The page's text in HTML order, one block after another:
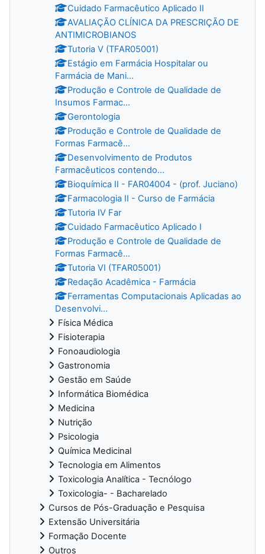
Cuidado Farmacêutico Aplicado II
AVALIAÇÃO CLÍNICA DA PRESCRIÇÃO DE
ANTIMICROBIANOS
Tutoria V (TFAR05001)
Estágio em Farmácia Hospitalar ou
Farmácia de Mani...
Produção e Controle de Qualidade de
Insumos Farmac...
Gerontologia
Produção e Controle de Qualidade de
Formas Farmacê...
Desenvolvimento de Produtos
Farmacêuticos contendo...
Bioquímica II - FAR04004 - (prof. Juciano)
Farmacologia II - Curso de Farmácia
Tutoria IV Far
Cuidado Farmacêutico Aplicado I
Produção e Controle de Qualidade de
Formas Farmacê...
Tutoria VI (TFAR05001)
Redação Acadêmica - Farmácia
Ferramentas Computacionais Aplicadas ao
Desenvolvi...
Física Médica
Fisioterapia
Fonoaudiologia
Gastronomia
Gestão em Saúde
Informática Biomédica
Medicina
Nutrição
Psicologia
Química Medicinal
Tecnologia em Alimentos
Toxicologia Analítica - Tecnólogo
Toxicologia- - Bacharelado
Cursos de Pós-Graduação e Pesquisa
Extensão Universitária
Formação Docente
Outros